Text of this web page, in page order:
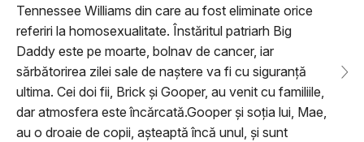
Tennessee Williams din care au fost eliminate orice
referiri la homosexualitate. Înstăritul patriarh Big
Daddy este pe moarte, bolnav de cancer, iar
sărbătorirea zilei sale de naștere va fi cu siguranță
ultima. Cei doi fii, Brick și Gooper, au venit cu familiile,
dar atmosfera este încărcată.Gooper și soția lui, Mae,
au o droaie de copii, așteaptă încă unul, și sunt